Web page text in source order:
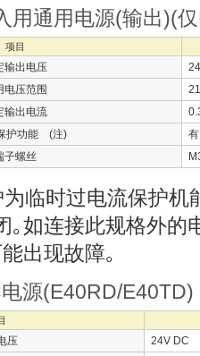
用通用电源(输出)(
项目
输出电压
电压范围
输出电流
护功能 (注)
有
子螺丝
临时过电流保护机
｡如连接此规格外的
出现故障｡
源(E40RD/E40TD)
压
24V DC